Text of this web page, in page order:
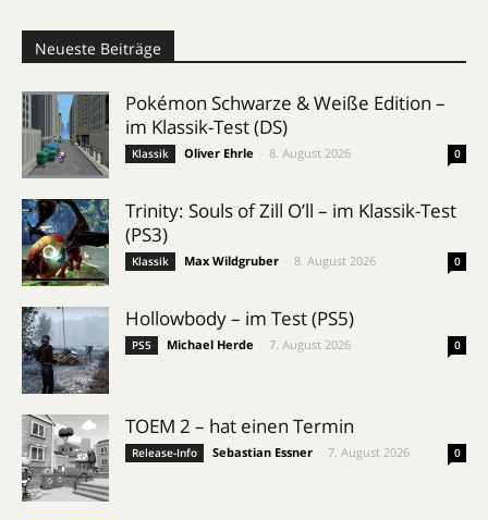
Neueste Beiträge
Pokémon Schwarze & Weiße Edition –
im Klassik-Test (DS)
Klassik Oliver Ehrle 8. August 2026 0
Trinity: Souls of Zill O’ll – im Klassik-Test
(PS3)
Klassik Max Wildgruber 8. August 2026 0
Hollowbody – im Test (PS5)
PS5 Michael Herde 7. August 2026 0
TOEM 2 – hat einen Termin
Release-Info Sebastian Essner 7. August 2026 0